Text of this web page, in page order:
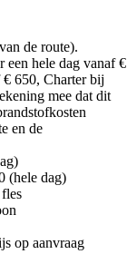
de route).
een hele dag vanaf €
€ 650, Charter bij
mee dat dit
en de
(hele dag)
op aanvraag